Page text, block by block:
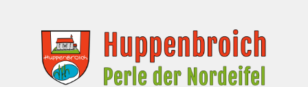
springen